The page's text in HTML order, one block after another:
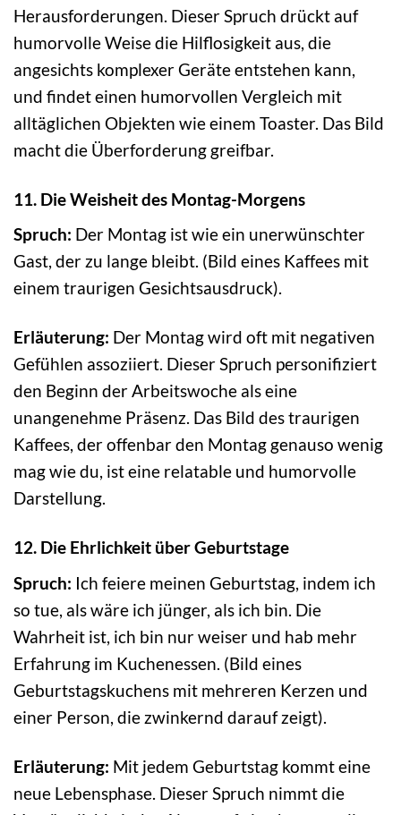
Herausforderungen. Dieser Spruch drückt auf
humorvolle Weise die Hilflosigkeit aus, die
angesichts komplexer Geräte entstehen kann,
und findet einen humorvollen Vergleich mit
alltäglichen Objekten wie einem Toaster. Das Bild
macht die Überforderung greifbar.
11. Die Weisheit des Montag-Morgens
Spruch: Der Montag ist wie ein unerwünschter
Gast, der zu lange bleibt. (Bild eines Kaffees mit
einem traurigen Gesichtsausdruck).
Erläuterung: Der Montag wird oft mit negativen
Gefühlen assoziiert. Dieser Spruch personifiziert
den Beginn der Arbeitswoche als eine
unangenehme Präsenz. Das Bild des traurigen
Kaffees, der offenbar den Montag genauso wenig
mag wie du, ist eine relatable und humorvolle
Darstellung.
12. Die Ehrlichkeit über Geburtstage
Spruch: Ich feiere meinen Geburtstag, indem ich
so tue, als wäre ich jünger, als ich bin. Die
Wahrheit ist, ich bin nur weiser und hab mehr
Erfahrung im Kuchenessen. (Bild eines
Geburtstagskuchens mit mehreren Kerzen und
einer Person, die zwinkernd darauf zeigt).
Erläuterung: Mit jedem Geburtstag kommt eine
neue Lebensphase. Dieser Spruch nimmt die